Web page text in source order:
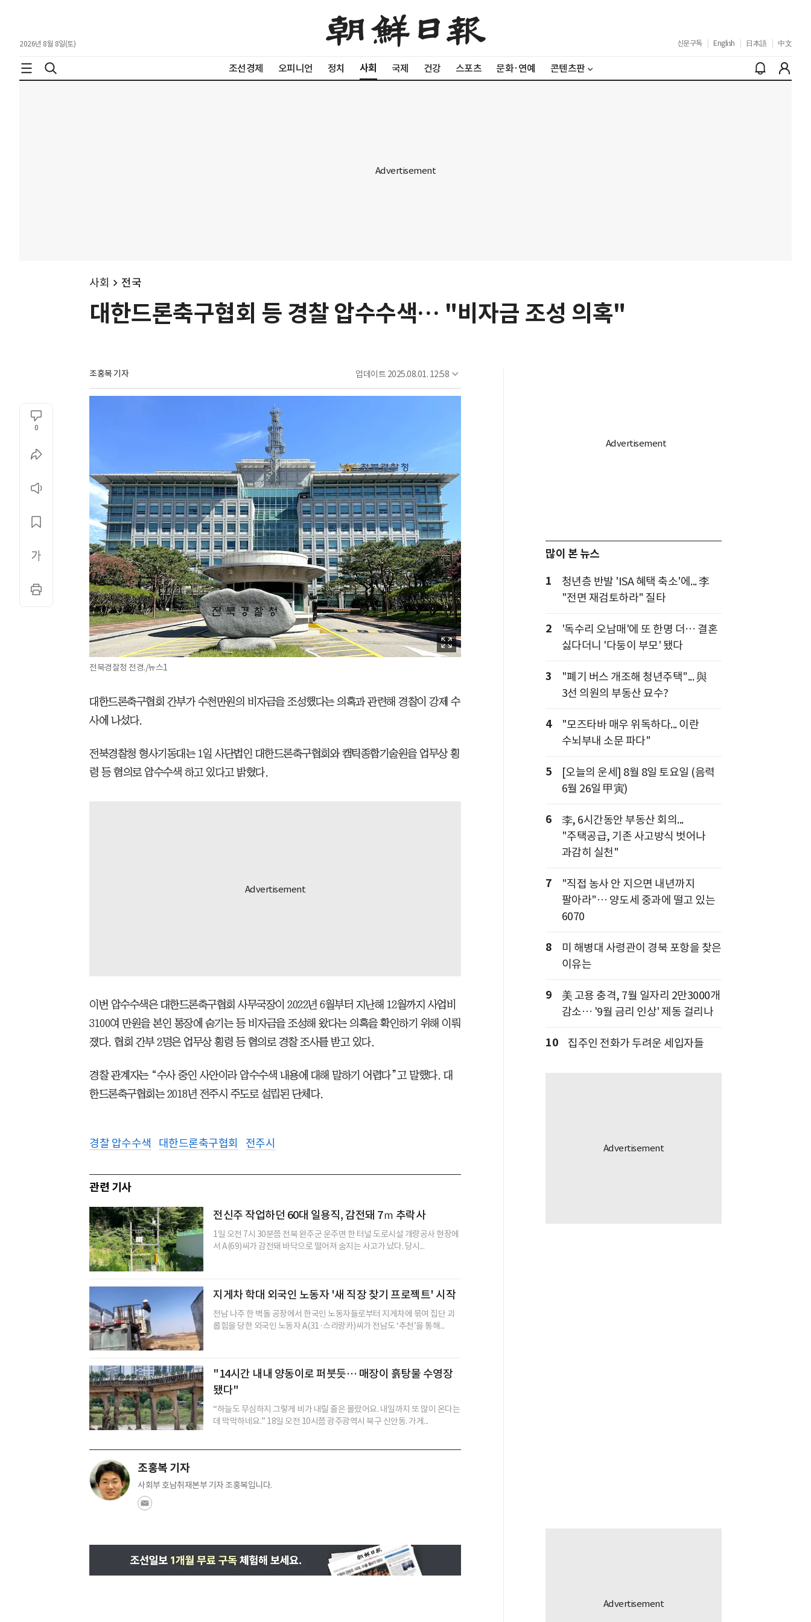
2026년 8월 8일(토) 신문구독 English 日本語 中文
조선경제 오피니언 정치 사회 국제 건강 스포츠 문화·연예 콘텐츠판
사회 전국
대한드론축구협회 등 경찰 압수수색… "비자금 조성 의혹"
조홍복 기자 업데이트 2025.08.01. 12:58
0
전북경찰청 전경./뉴스1
대한드론축구협회 간부가 수천만원의 비자금을 조성했다는 의혹과 관련해 경찰이 강제 수
사에 나섰다.
전북경찰청 형사기동대는 1일 사단법인 대한드론축구협회와 캠틱종합기술원을 업무상 횡
령 등 혐의로 압수수색 하고 있다고 밝혔다.
이번 압수수색은 대한드론축구협회 사무국장이 2022년 6월부터 지난해 12월까지 사업비
3100여 만원을 본인 통장에 숨기는 등 비자금을 조성해 왔다는 의혹을 확인하기 위해 이뤄
졌다. 협회 간부 2명은 업무상 횡령 등 혐의로 경찰 조사를 받고 있다.
경찰 관계자는 “수사 중인 사안이라 압수수색 내용에 대해 말하기 어렵다”고 말했다. 대
한드론축구협회는 2018년 전주시 주도로 설립된 단체다.
경찰 압수수색 대한드론축구협회 전주시
관련 기사
전신주 작업하던 60대 일용직, 감전돼 7ｍ 추락사
1일 오전 7시 30분쯤 전북 완주군 운주면 한 터널 도로시설 개량공사 현장에
서 A(69)씨가 감전돼 바닥으로 떨어져 숨지는 사고가 났다. 당시...
지게차 학대 외국인 노동자 '새 직장 찾기 프로젝트' 시작
전남 나주 한 벽돌 공장에서 한국인 노동자들로부터 지게차에 묶여 집단 괴
롭힘을 당한 외국인 노동자 A(31·스리랑카)씨가 전남도 ‘추천’을 통해...
"14시간 내내 양동이로 퍼붓듯… 매장이 흙탕물 수영장
됐다"
“하늘도 무심하지 그렇게 비가 내릴 줄은 몰랐어요. 내일까지 또 많이 온다는
데 막막하네요.” 18일 오전 10시쯤 광주광역시 북구 신안동. 가게...
조홍복 기자
사회부 호남취재본부 기자 조홍복입니다.
많이 본 뉴스
1
청년층 반발 'ISA 혜택 축소'에... 李
"전면 재검토하라" 질타
2
'독수리 오남매'에 또 한명 더… 결혼
싫다더니 '다둥이 부모' 됐다
3
"폐기 버스 개조해 청년주택"... 與
3선 의원의 부동산 묘수?
4
"모즈타바 매우 위독하다... 이란
수뇌부내 소문 파다"
5
[오늘의 운세] 8월 8일 토요일 (음력
6월 26일 甲寅)
6
李, 6시간동안 부동산 회의...
"주택공급, 기존 사고방식 벗어나
과감히 실천"
7
"직접 농사 안 지으면 내년까지
팔아라"… 양도세 중과에 떨고 있는
6070
8
미 해병대 사령관이 경북 포항을 찾은
이유는
9
美 고용 충격, 7월 일자리 2만3000개
감소… '9월 금리 인상' 제동 걸리나
10 집주인 전화가 두려운 세입자들